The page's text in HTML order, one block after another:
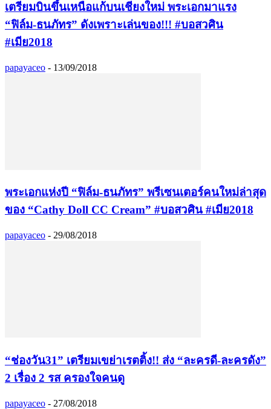
เตรียมบินขึ้นเหนือแก้บนเชียงใหม่ พระเอกมาแรง
“ฟิล์ม-ธนภัทร” ดังเพราะเล่นของ!!! #บอสวศิน
#เมีย2018
papayaceo - 13/09/2018
พระเอกแห่งปี “ฟิล์ม-ธนภัทร” พรีเซนเตอร์คนใหม่ล่าสุด
ของ “Cathy Doll CC Cream” #บอสวศิน #เมีย2018
papayaceo - 29/08/2018
“ช่องวัน31” เตรียมเขย่าเรตติ้ง!! ส่ง “ละครดี-ละครดัง”
2 เรื่อง 2 รส ครองใจคนดู
papayaceo - 27/08/2018